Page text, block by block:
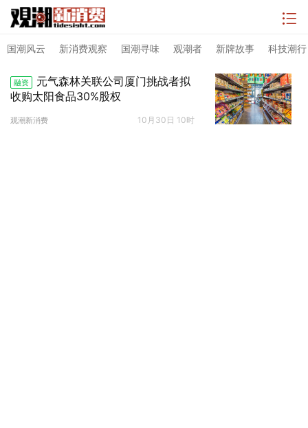
国潮风云 新消费观察 国潮寻味 观潮者 新牌故事 科技潮行
融资
元气森林关联公司厦门挑战者拟
收购太阳食品30%股权
观潮新消费 10月30日 10时